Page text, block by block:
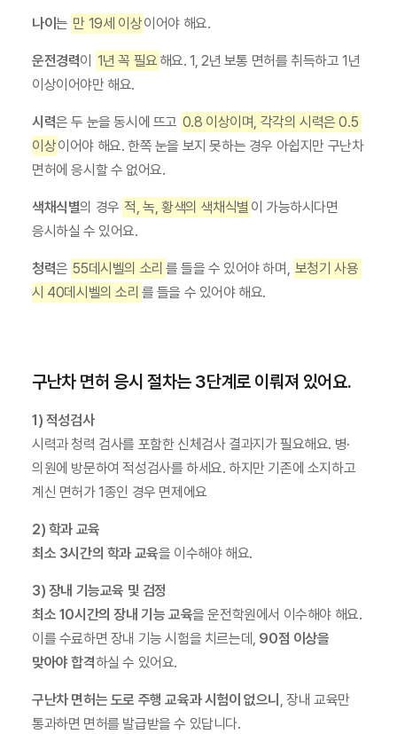
나이는 만 19세 이상이어야 해요.
운전경력이 1년 꼭 필요 해요. 1, 2년 보통 면허를 취득하고 1년
이상이어야만 해요.
시력은 두 눈을 동시에 뜨고 0.8 이상이며, 각각의 시력은 0.5
이상이어야 해요. 한쪽 눈을 보지 못하는 경우 아쉽지만 구난차
면허에 응시할 수 없어요.
색채식별의 경우 적, 녹, 황색의 색채식별 이 가능하시다면
응시하실 수 있어요.
청력은 55데시벨의 소리 를 들을 수 있어야 하며, 보청기 사용
시 40데시벨의 소리 를 들을 수 있어야 해요.
구난차 면허 응시 절차는 3단계로 이뤄져 있어요.
1) 적성검사
시력과 청력 검사를 포함한 신체검사 결과지가 필요해요. 병·
의원에 방문하여 적성검사를 하세요. 하지만 기존에 소지하고
계신 면허가 1종인 경우 면제에요
2) 학과 교육
최소 3시간의 학과 교육을 이수해야 해요.
3) 장내 기능교육 및 검정
최소 10시간의 장내 기능 교육을 운전학원에서 이수해야 해요.
이를 수료하면 장내 기능 시험을 치르는데, 90점 이상을
맞아야 합격하실 수 있어요.
구난차 면허는 도로 주행 교육과 시험이 없으니 , 장내 교육만
통과하면 면허를 발급받을 수 있답니다.